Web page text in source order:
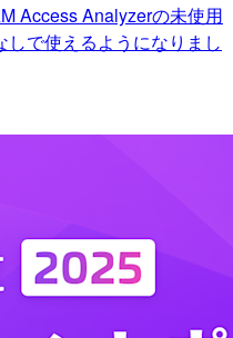
Access Analyzerの未使用
で使えるようになりまし